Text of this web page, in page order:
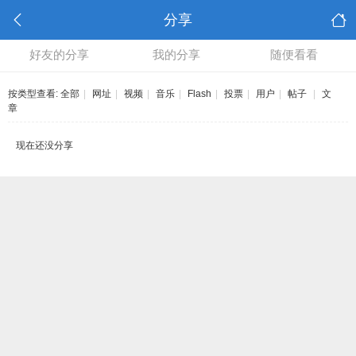
分享
好友的分享 我的分享 随便看看
按类型查看: 全部 网址 视频 音乐 Flash 投票 用户 帖子
文
章
现在还没分享